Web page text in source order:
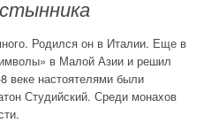
Родился он в Италии. Еще в
в Малой Азии и решил
веке настоятелями были
Студийский. Среди монахов